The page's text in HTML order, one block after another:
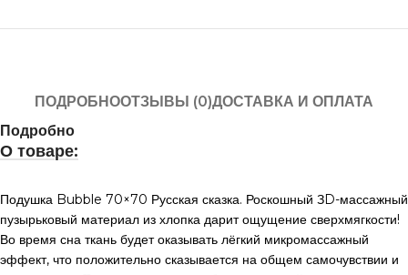
ПОДРОБНООТЗЫВЫ (0)ДОСТАВКА И ОПЛАТА
Подробно
О товаре:
Подушка Bubble 70×70 Русская сказка. Роскошный ЗD-массажный
пузырьковый материал из хлопка дарит ощущение сверхмягкости!
Во время сна ткань будет оказывать лёгкий микромассажный
эффект, что положительно сказывается на общем самочувствии и